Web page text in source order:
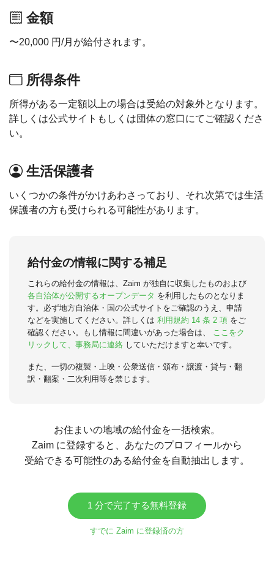
金額
〜20,000 円/月が給付されます。
所得条件
所得がある一定額以上の場合は受給の対象外となります。
詳しくは公式サイトもしくは団体の窓口にてご確認くださ
い。
生活保護者
いくつかの条件がかけあわさっており、それ次第では生活
保護者の方も受けられる可能性があります。
給付金の情報に関する補足
これらの給付金の情報は、Zaim が独自に収集したものおよび
各自治体が公開するオープンデータ を利用したものとなりま
す。必ず地方自治体・国の公式サイトをご確認のうえ、申請
などを実施してください。詳しくは 利用規約 14 条 2 項 をご
確認ください。もし情報に間違いがあった場合は、
ここをク
リックして、事務局に連絡 していただけますと幸いです。
また、一切の複製・上映・公衆送信・頒布・譲渡・貸与・翻
訳・翻案・二次利用等を禁じます。
お住まいの地域の給付金を一括検索。
Zaim に登録すると、あなたのプロフィールから
受給できる可能性のある給付金を自動抽出します。
1 分で完了する無料登録
すでに Zaim に登録済の方